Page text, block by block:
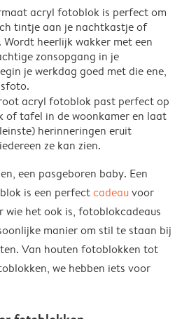
acryl fotoblok is perfect om
tintje aan je nachtkastje of
Wordt heerlijk wakker met een
zonsopgang in je
je werkdag goed met die ene,
acryl fotoblok past perfect op
of tafel in de woonkamer en laat
herinneringen eruit
ze kan zien.
een pasgeboren baby. Een
is een perfectcadeauvoor
wie het ook is, fotoblokcadeaus
manier om stil te staan bij
Van houten fotoblokken tot
we hebben iets voor